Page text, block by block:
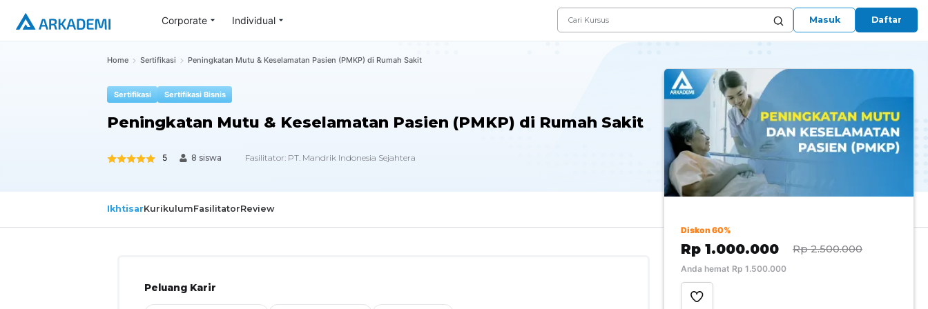
Corporate Individual Masuk Daftar
Home Sertifikasi Peningkatan Mutu & Keselamatan Pasien (PMKP) di Rumah Sakit
Sertifikasi Sertifikasi Bisnis
Peningkatan Mutu & Keselamatan Pasien (PMKP) di Rumah Sakit
5 8 siswa Fasilitator: PT. Mandrik Indonesia Sejahtera
IkhtisarKurikulumFasilitatorReview
Peluang Karir
Diskon 60%
Rp 1.000.000 Rp 2.500.000
Anda hemat Rp 1.500.000